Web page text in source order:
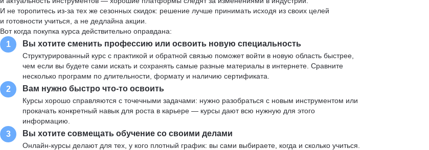
И не торопитесь из-за тех же сезонных скидок: решение лучше принимать исходя из своих целей
и готовности учиться, а не дедлайна акции.
Вот когда покупка курса действительно оправдана:
1 Вы хотите сменить профессию или освоить новую специальность
Структурированный курс с практикой и обратной связью поможет войти в новую область быстрее,
чем если вы будете сами искать и сохранять самые разные материалы в интернете. Сравните
несколько программ по длительности, формату и наличию сертификата.
2 Вам нужно быстро что-то освоить
Курсы хорошо справляются с точечными задачами: нужно разобраться с новым инструментом или
прокачать конкретный навык для роста в карьере — курсы дают всю нужную для этого
информацию.
3 Вы хотите совмещать обучение со своими делами
Онлайн-курсы делают для тех, у кого плотный график: вы сами выбираете, когда и сколько учиться.